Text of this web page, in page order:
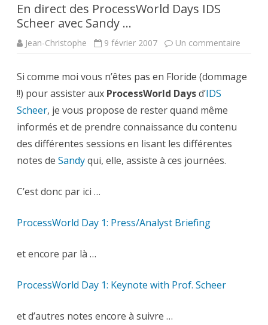
En direct des ProcessWorld Days IDS
Scheer avec Sandy …
Jean-Christophe 9 février 2007 Un commentaire
Days
Si comme moi vous n’êtes pas en Floride (dommage
!!) pour assister aux ProcessWorld Daysd’IDS
Scheer, je vous propose de rester quand même
informés et de prendre connaissance du contenu
des différentes sessions en lisant les différentes
notes de Sandyqui, elle, assiste à ces journées.
C’est donc par ici …
ProcessWorld Day 1: Press/Analyst Briefing
et encore par là …
ProcessWorld Day 1: Keynote with Prof. Scheer
et d’autres notes encore à suivre …